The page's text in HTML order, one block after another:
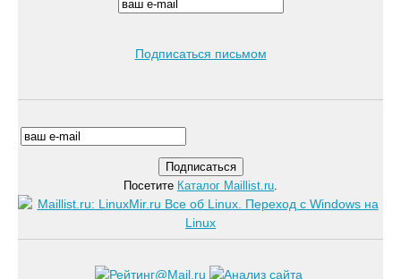
Подписаться письмом
Посетите Каталог Maillist.ru.